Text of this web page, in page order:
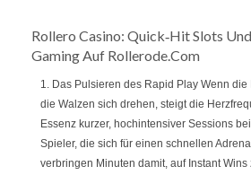
Rollero Casino: Quick‑Hit Slots
Gaming Auf Rollerode.com
1. Das Pulsieren des Rapid Play Wenn die
die Walzen sich drehen, steigt die
Essenz kurzer, hochintensiver Sessions
Spieler, die sich für einen schnellen
verbringen Minuten damit, auf Instant